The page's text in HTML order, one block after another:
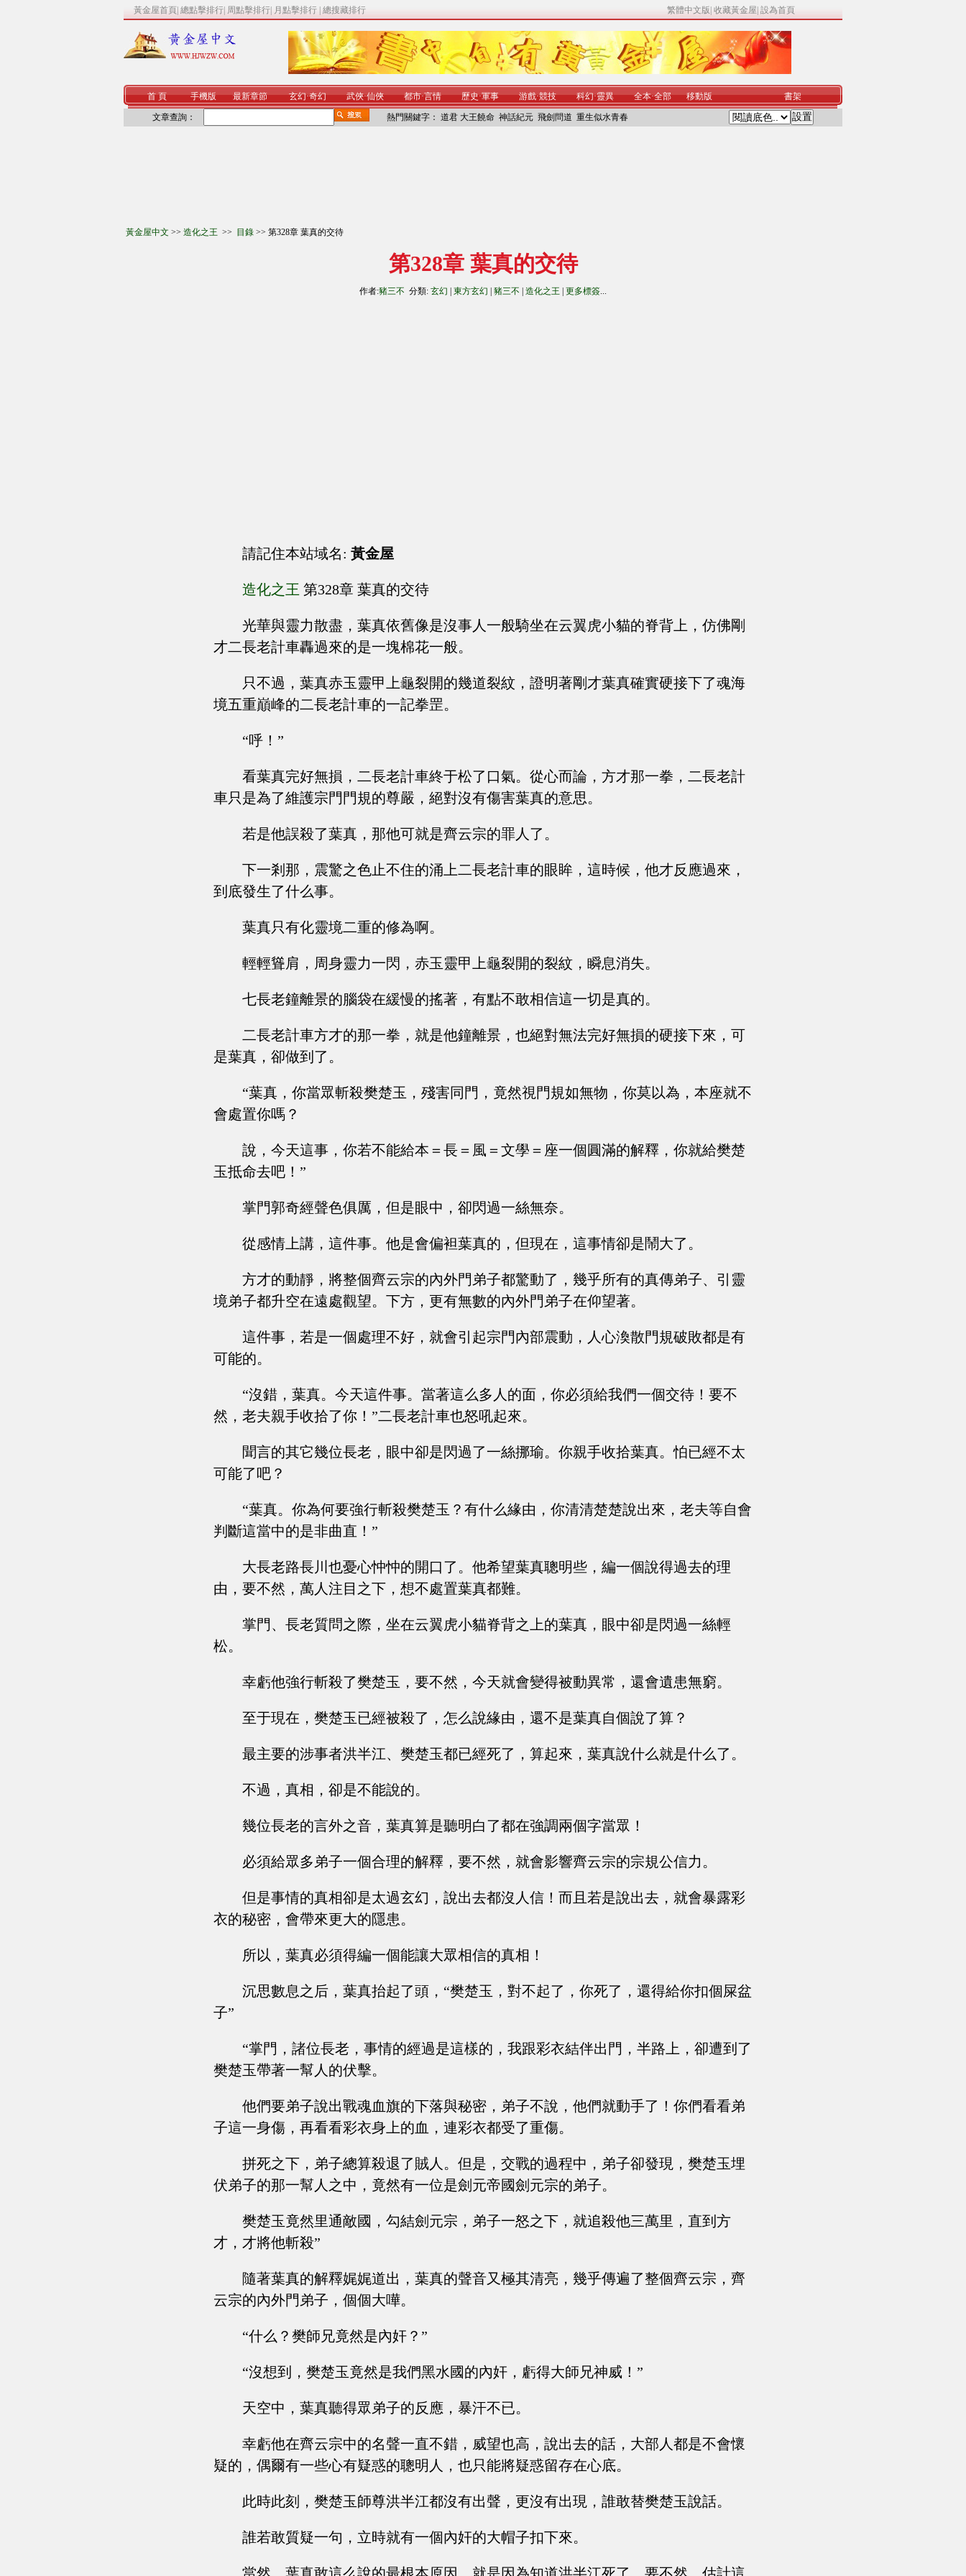
黃金屋首頁 總點擊排行 周點擊排行 月點擊排行 總搜藏排行 繁體中文版 收藏黃金屋 設為首頁
首 頁 手機版 最新章節 玄幻·奇幻 武俠·仙俠 都市·言情 歷史·軍事 游戲·競技 科幻·靈異 全本·全部 移動版 書架
文章查詢： 熱門關鍵字： 道君 大王饒命 神話紀元 飛劍問道 重生似水青春
黃金屋中文 >> 造化之王 >> 目錄 >> 第328章 葉真的交待
第328章 葉真的交待
作者:豬三不 分類: 玄幻 東方玄幻 豬三不 造化之王 更多標簽...
請記住本站域名: 黃金屋
造化之王 第328章 葉真的交待
光華與靈力散盡，葉真依舊像是沒事人一般騎坐在云翼虎小貓的脊背上，仿佛剛
才二長老計車轟過來的是一塊棉花一般。
只不過，葉真赤玉靈甲上龜裂開的幾道裂紋，證明著剛才葉真確實硬接下了魂海
境五重巔峰的二長老計車的一記拳罡。
“呼！”
看葉真完好無損，二長老計車終于松了口氣。從心而論，方才那一拳，二長老計
車只是為了維護宗門門規的尊嚴，絕對沒有傷害葉真的意思。
若是他誤殺了葉真，那他可就是齊云宗的罪人了。
下一剎那，震驚之色止不住的涌上二長老計車的眼眸，這時候，他才反應過來，
到底發生了什么事。
葉真只有化靈境二重的修為啊。
輕輕聳肩，周身靈力一閃，赤玉靈甲上龜裂開的裂紋，瞬息消失。
七長老鐘離景的腦袋在緩慢的搖著，有點不敢相信這一切是真的。
二長老計車方才的那一拳，就是他鐘離景，也絕對無法完好無損的硬接下來，可
是葉真，卻做到了。
“葉真，你當眾斬殺樊楚玉，殘害同門，竟然視門規如無物，你莫以為，本座就不
會處置你嗎？
說，今天這事，你若不能給本＝長＝風＝文學＝座一個圓滿的解釋，你就給樊楚
玉抵命去吧！”
掌門郭奇經聲色俱厲，但是眼中，卻閃過一絲無奈。
從感情上講，這件事。他是會偏袒葉真的，但現在，這事情卻是鬧大了。
方才的動靜，將整個齊云宗的內外門弟子都驚動了，幾乎所有的真傳弟子、引靈
境弟子都升空在遠處觀望。下方，更有無數的內外門弟子在仰望著。
這件事，若是一個處理不好，就會引起宗門內部震動，人心渙散門規破敗都是有
可能的。
“沒錯，葉真。今天這件事。當著這么多人的面，你必須給我們一個交待！要不
然，老夫親手收拾了你！”二長老計車也怒吼起來。
聞言的其它幾位長老，眼中卻是閃過了一絲挪瑜。你親手收拾葉真。怕已經不太
可能了吧？
“葉真。你為何要強行斬殺樊楚玉？有什么緣由，你清清楚楚說出來，老夫等自會
判斷這當中的是非曲直！”
大長老路長川也憂心忡忡的開口了。他希望葉真聰明些，編一個說得過去的理
由，要不然，萬人注目之下，想不處置葉真都難。
掌門、長老質問之際，坐在云翼虎小貓脊背之上的葉真，眼中卻是閃過一絲輕
松。
幸虧他強行斬殺了樊楚玉，要不然，今天就會變得被動異常，還會遺患無窮。
至于現在，樊楚玉已經被殺了，怎么說緣由，還不是葉真自個說了算？
最主要的涉事者洪半江、樊楚玉都已經死了，算起來，葉真說什么就是什么了。
不過，真相，卻是不能說的。
幾位長老的言外之音，葉真算是聽明白了都在強調兩個字當眾！
必須給眾多弟子一個合理的解釋，要不然，就會影響齊云宗的宗規公信力。
但是事情的真相卻是太過玄幻，說出去都沒人信！而且若是說出去，就會暴露彩
衣的秘密，會帶來更大的隱患。
所以，葉真必須得編一個能讓大眾相信的真相！
沉思數息之后，葉真抬起了頭，“樊楚玉，對不起了，你死了，還得給你扣個屎盆
子”
“掌門，諸位長老，事情的經過是這樣的，我跟彩衣結伴出門，半路上，卻遭到了
樊楚玉帶著一幫人的伏擊。
他們要弟子說出戰魂血旗的下落與秘密，弟子不說，他們就動手了！你們看看弟
子這一身傷，再看看彩衣身上的血，連彩衣都受了重傷。
拼死之下，弟子總算殺退了賊人。但是，交戰的過程中，弟子卻發現，樊楚玉埋
伏弟子的那一幫人之中，竟然有一位是劍元帝國劍元宗的弟子。
樊楚玉竟然里通敵國，勾結劍元宗，弟子一怒之下，就追殺他三萬里，直到方
才，才將他斬殺”
隨著葉真的解釋娓娓道出，葉真的聲音又極其清亮，幾乎傳遍了整個齊云宗，齊
云宗的內外門弟子，個個大嘩。
“什么？樊師兄竟然是內奸？”
“沒想到，樊楚玉竟然是我們黑水國的內奸，虧得大師兄神威！”
天空中，葉真聽得眾弟子的反應，暴汗不已。
幸虧他在齊云宗中的名聲一直不錯，威望也高，說出去的話，大部人都是不會懷
疑的，偶爾有一些心有疑惑的聰明人，也只能將疑惑留存在心底。
此時此刻，樊楚玉師尊洪半江都沒有出聲，更沒有出現，誰敢替樊楚玉說話。
誰若敢質疑一句，立時就有一個內奸的大帽子扣下來。